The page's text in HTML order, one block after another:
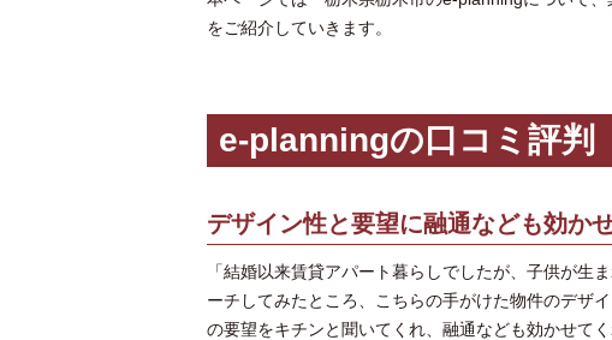
をご紹介していきます。
e-planningの口コミ評判
デザイン性と要望に融通なども効か
「結婚以来賃貸アパート暮らしでしたが、子供が生
ーチしてみたところ、こちらの手がけた物件のデザ
の要望をキチンと聞いてくれ、融通なども効かせて